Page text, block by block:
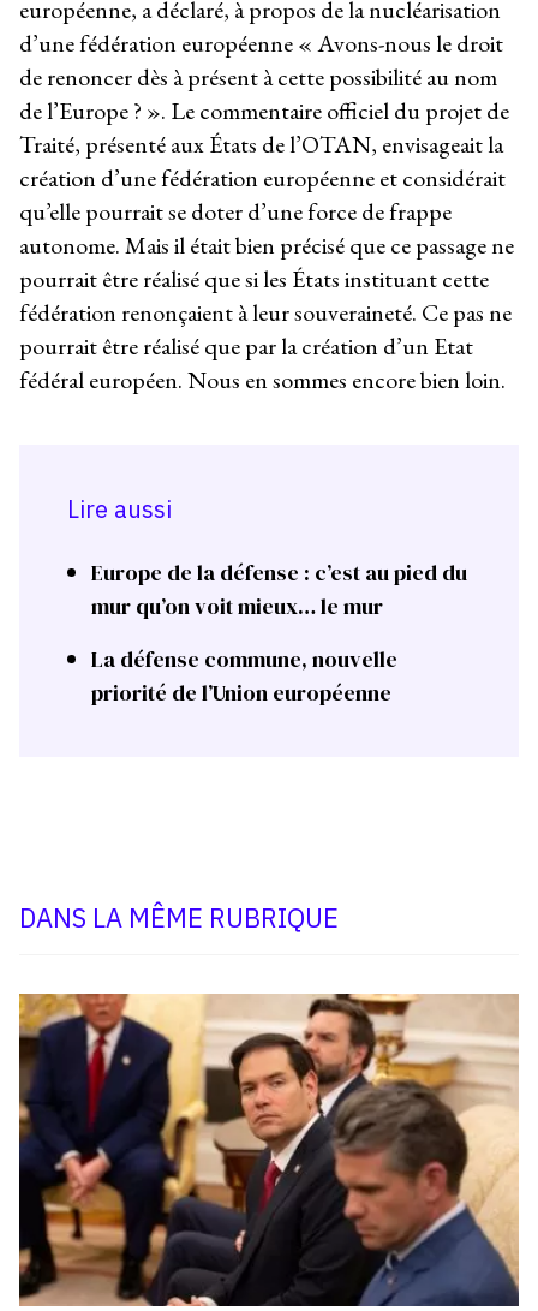
européenne, a déclaré, à propos de la nucléarisation
d’une fédération européenne « Avons-nous le droit
de renoncer dès à présent à cette possibilité au nom
de l’Europe ? ». Le commentaire officiel du projet de
Traité, présenté aux États de l’OTAN, envisageait la
création d’une fédération européenne et considérait
qu’elle pourrait se doter d’une force de frappe
autonome. Mais il était bien précisé que ce passage ne
pourrait être réalisé que si les États instituant cette
fédération renonçaient à leur souveraineté. Ce pas ne
pourrait être réalisé que par la création d’un Etat
fédéral européen. Nous en sommes encore bien loin.
Lire aussi
Europe de la défense : c’est au pied du
mur qu’on voit mieux… le mur
La défense commune, nouvelle
priorité de l’Union européenne
DANS LA MÊME RUBRIQUE